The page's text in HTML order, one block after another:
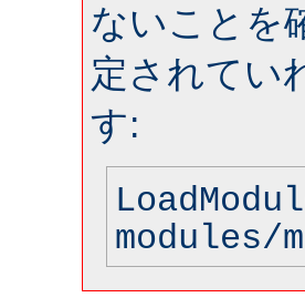
ないことを
定されてい
す:
modules/